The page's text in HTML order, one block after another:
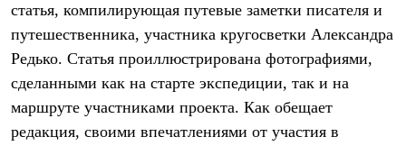
Термобелье
Теплое термобелье
Среднее термобелье
Легкое термобелье
Лёгкая одежда
Футболки
Рубашки
Толстовки
статья, компилирующая путевые заметки писателя и
путешественника, участника кругосветки Александра
Редько. Статья проиллюстрирована фотографиями,
сделанными как на старте экспедиции, так и на
маршруте участниками проекта. Как обещает
редакция, своими впечатлениями от участия в